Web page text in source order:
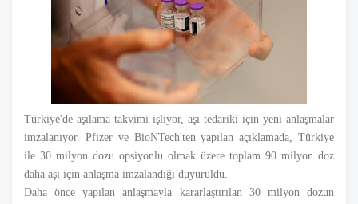
Türkiye'de aşılama takvimi işliyor, aşı tedariki için yeni anlaşmalar
imzalanıyor. Pfizer ve BioNTech'ten yapılan açıklamada, Türkiye
ile 30 milyon dozu opsiyonlu olmak üzere toplam 90 milyon doz
daha aşı için anlaşma imzalandığı duyuruldu.
Daha önce yapılan anlaşmayla kararlaştırılan 30 milyon dozun